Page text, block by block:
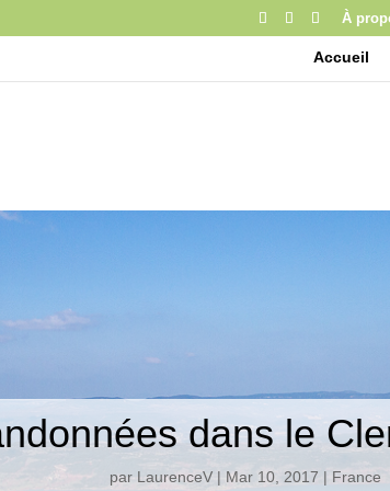
À
Accueil
dans le
par LaurenceV| Mar 10, 2017 | France